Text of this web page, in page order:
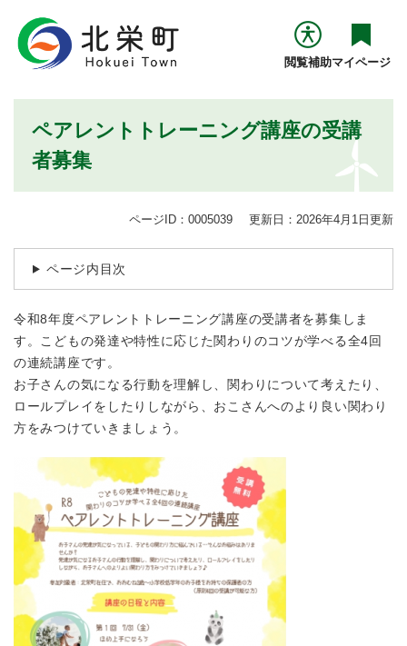
閲覧補助マイページ
ペアレントトレーニング講座の受講
者募集
ページID：0005039 更新日：2026年4月1日更新
ページ内目次
令和8年度ペアレントトレーニング講座の受講者を募集しま
す。こどもの発達や特性に応じた関わりのコツが学べる全4回
の連続講座です。
お子さんの気になる行動を理解し、関わりについて考えたり、
ロールプレイをしたりしながら、おこさんへのより良い関わり
方をみつけていきましょう。